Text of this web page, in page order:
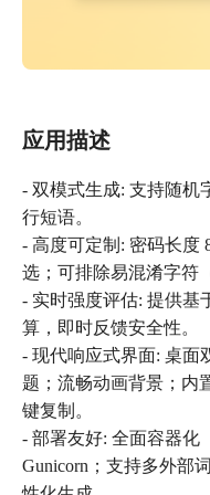
应用描述
- 双模式生成: 支持随机
行短语。
- 高度可定制: 密码长度
选；可排除易混淆字符
- 实时强度评估: 提供基
算，即时反馈安全性。
- 现代响应式界面: 桌面
题；流畅动画背景；内
键复制。
- 部署友好: 全面容器化
Gunicorn；支持多外部